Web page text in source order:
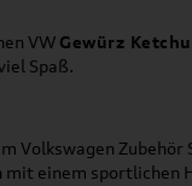
VW Gewürz
Spaß.
Volkswagen
einem sportlichen